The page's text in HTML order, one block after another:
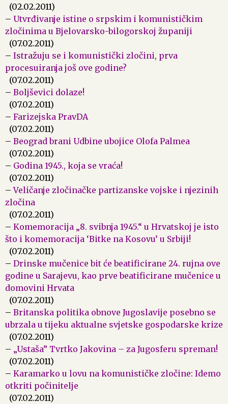
(02.02.2011)
– Utvrđivanje istine o srpskim i komunističkim
zločinima u Bjelovarsko-bilogorskoj županiji
(07.02.2011)
– Istražuju se i komunistički zločini, prva
procesuiranja još ove godine?
(07.02.2011)
– Boljševici dolaze!
(07.02.2011)
– Farizejska PravDA
(07.02.2011)
– Beograd brani Udbine ubojice Olofa Palmea
(07.02.2011)
– Godina 1945., koja se vraća!
(07.02.2011)
–Veličanje zločinačke partizanske vojske i njezinih
zločina
(07.02.2011)
– Komemoracija „8. svibnja 1945.“ u Hrvatskoj je isto
što i komemoracija ‘Bitke na Kosovu’ u Srbiji!
(07.02.2011)
– Drinske mučenice bit će beatificirane 24. rujna ove
godine u Sarajevu, kao prve beatificirane mučenice u
domovini Hrvata
(07.02.2011)
– Britanska politika obnove Jugoslavije posebno se
ubrzala u tijeku aktualne svjetske gospodarske krize
(07.02.2011)
– „Ustaša” Tvrtko Jakovina – za Jugosferu spreman!
(07.02.2011)
– Karamarko u lovu na komunističke zločine: Idemo
otkriti počinitelje
(07.02.2011)